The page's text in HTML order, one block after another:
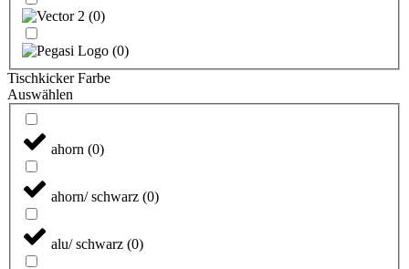
(0)
(0)
Tischkicker Farbe
Auswählen
ahorn (0)
ahorn/ schwarz (0)
alu/ schwarz (0)